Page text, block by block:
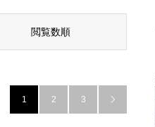
閲覧数順
1 2 3 